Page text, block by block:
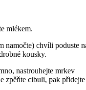
mlékem.
namočte) chvíli poduste
kousky.
nastrouhejte mrkev
zpěňte cibuli, pak přidejte